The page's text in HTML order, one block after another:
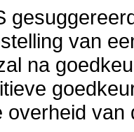
van
na
overheid van